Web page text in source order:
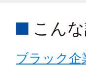
こん
ブラック